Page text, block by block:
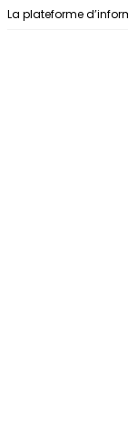
Aller au contenu
La plateforme